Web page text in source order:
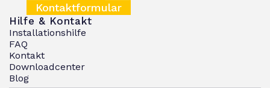
Kontaktformular
Hilfe & Kontakt
Installationshilfe
FAQ
Kontakt
Downloadcenter
Blog